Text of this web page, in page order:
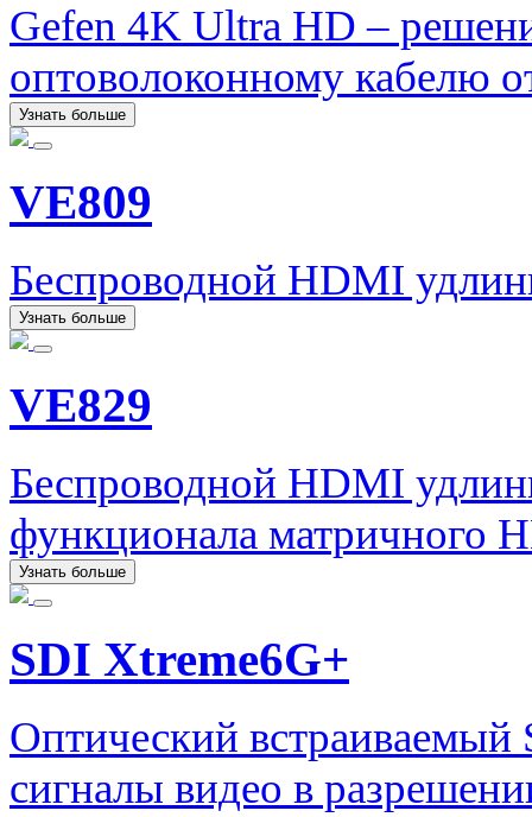
Gefen 4K Ultra HD –
оптоволоконному кабелю
Узнать больше
VE809
Беспроводной HDMI
Узнать больше
VE829
Беспроводной HDMI
функционала матричного
Узнать больше
SDI Xtreme6G+
Оптический
сигналы видео в